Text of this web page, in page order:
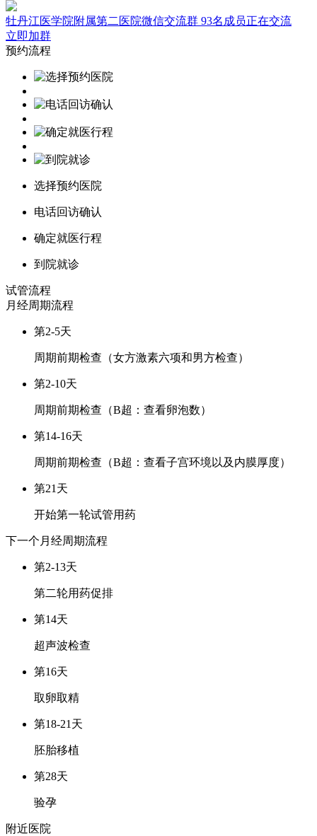
牡丹江医学院附属第二医院微信交流群 93名成员正在交流
立即加群
预约流程
选择预约医院
电话回访确认
确定就医行程
到院就诊
试管流程
月经周期流程
第2-5天
周期前期检查（女方激素六项和男方检查）
第2-10天
周期前期检查（B超：查看卵泡数）
第14-16天
周期前期检查（B超：查看子宫环境以及内膜厚度）
第21天
开始第一轮试管用药
下一个月经周期流程
第2-13天
第二轮用药促排
第14天
超声波检查
第16天
取卵取精
第18-21天
胚胎移植
第28天
验孕
附近医院